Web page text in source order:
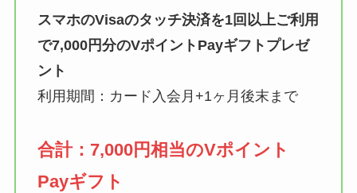
スマホのVisaのタッチ決済を1回以上ご利用
で7,000円分のVポイントPayギフトプレゼ
ント
利用期間：カード入会月+1ヶ月後末まで
合計：7,000円相当のVポイント
Payギフト